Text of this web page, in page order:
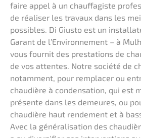
faire appel à un chauffagiste
de réaliser les travaux dans les
possibles. Di Giusto est un
Garant de l’Environnement – à
vous fournit des prestations de
de vos attentes. Notre société de
notamment, pour remplacer ou
chaudière à condensation, qui est
présente dans les demeures, ou
chaudière haut rendement et à
Avec la généralisation des